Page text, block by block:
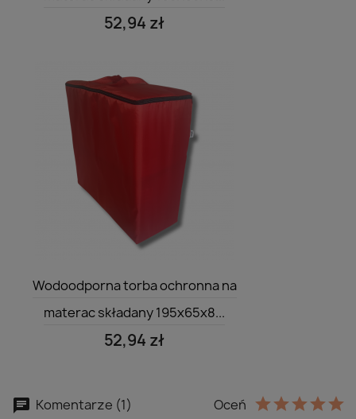
52,94 zł

Wodoodporna torba ochronna na
materac składany 195x65x8...
52,94 zł
Komentarze (1) Oceń